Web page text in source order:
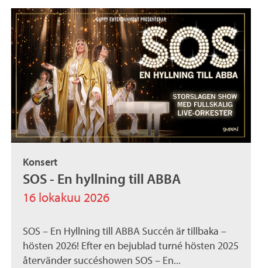
Konsert
SOS - En hyllning till ABBA
16 lokakuu 2026
SOS – En Hyllning till ABBA Succén är tillbaka –
hösten 2026! Efter en bejublad turné hösten 2025
återvänder succéshowen SOS – En...